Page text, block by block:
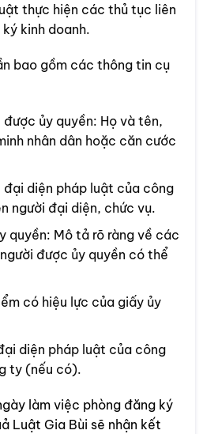
thực hiện các thủ tục liên
kinh doanh.
bao gồm các thông tin cụ
ủy quyền: Họ và tên,
nhân dân hoặc căn cước
đại diện pháp luật của công
người đại diện, chức vụ.
quyền: Mô tả rõ ràng về các
được ủy quyền có thể
có hiệu lực của giấy ủy
diện pháp luật của công
ty (nếu có).
làm việc phòng đăng ký
Luật Gia Bùi sẽ nhận kết